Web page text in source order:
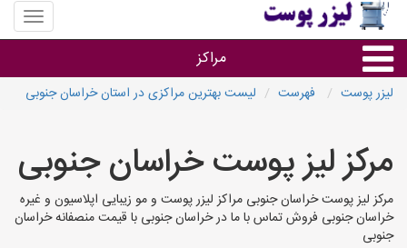
منوی
سایت
پوست
مراکز
استان ها
لیزر پوست فهرست لیست بهترین مراکزی در استان خراسان جنوبی
مرکز لیز پوست خراسان جنوبی
مرکز لیز پوست خراسان جنوبی مراکز لیزر پوست و مو زیبایی اپلاسیون و غیره
خراسان جنوبی فروش تماس با ما در خراسان جنوبی با قیمت منصفانه خراسان
جنوبی